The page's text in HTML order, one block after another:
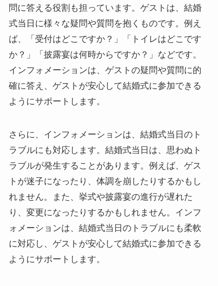
問に答える役割も担っています。ゲストは、結婚
式当日に様々な疑問や質問を抱くものです。例え
ば、「受付はどこですか？」「トイレはどこです
か？」「披露宴は何時からですか？」などです。
インフォメーションは、ゲストの疑問や質問に的
確に答え、ゲストが安心して結婚式に参加できる
ようにサポートします。
さらに、 インフォメーションは、結婚式当日のト
ラブルにも対応します。結婚式当日は、思わぬト
ラブルが発生することがあります。例えば、ゲス
トが迷子になったり、体調を崩したりするかもし
れません。また、挙式や披露宴の進行が遅れた
り、変更になったりするかもしれません。
インフ
ォメーションは、結婚式当日のトラブルにも柔軟
に対応し、ゲストが安心して結婚式に参加できる
ようにサポートします。